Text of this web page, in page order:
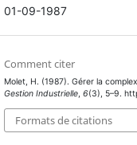
01-09-1987
Comment citer
Molet, H. (1987). Gérer la
Gestion Industrielle, 6(3), 5–9.
Formats de citations